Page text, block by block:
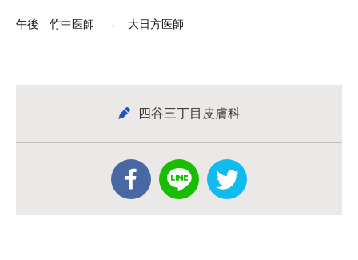
午後 竹中医師 → 大日方医師
四谷三丁目皮膚科